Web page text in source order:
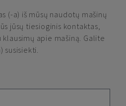
(-a) iš mūsų naudotų mašinų
jūsų tiesioginis kontaktas,
apie mašiną. Galite
susisiekti.